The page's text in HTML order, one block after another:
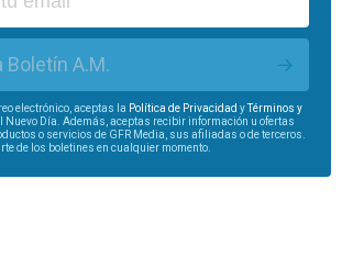
Boletín A.M.
electrónico, aceptas la Política de Privacidad yTérminos y
Nuevo Día. Además, aceptas recibir información u ofertas
o servicios de GFR Media, sus afiliadas o de terceros.
de los boletines en cualquier momento.